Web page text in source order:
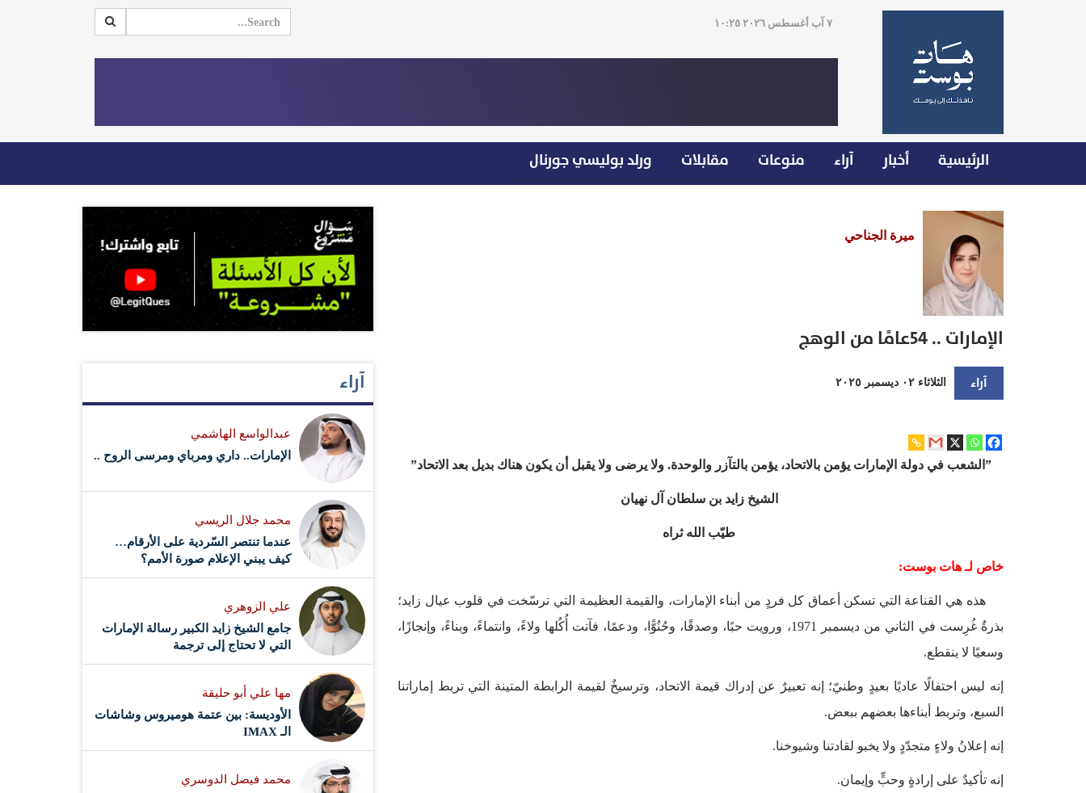
٧ آب أغسطس ٢٠٢٦ ١٠:٢٥
الرئيسية أخبار آراء منوعات مقابلات ورلد بوليسي جورنال
ميرة الجناحي
الإمارات .. 54عامًا من الوهج
آراء الثلاثاء ٠٢ ديسمبر ٢٠٢٥
‏”الشعب في دولة الإمارات يؤمن بالاتحاد، يؤمن بالتآزر والوحدة. ولا يرضى ولا يقبل أن يكون هناك بديل بعد الاتحاد”
الشيخ زايد بن سلطان آل نهيان
طيّب الله ثراه
خاص لـ هات بوست:
هذه هي القناعة التي تسكن أعماق كل فردٍ من أبناء الإمارات، والقيمة العظيمة التي ترسّخت في قلوب عيال زايد؛
بذرةٌ غُرِست في الثاني من ديسمبر 1971، ورويت حبًا، وصدقًا، وحُنُوًّا، ودعمًا، فآتت أُكُلها ولاءً، وانتماءً، وبناءً، وإنجازًا،
وسعيًا لا ينقطع.
إنه ليس احتفالًا عاديًا بعيدٍ وطنيّ؛ إنه تعبيرٌ عن إدراك قيمة الاتحاد، وترسيخٌ لقيمة الرابطة المتينة التي تربط إماراتنا
السبع، وتربط أبناءها بعضهم ببعض.
إنه إعلانُ ولاءٍ متجدّدٍ ولا يخبو لقادتنا وشيوخنا.
إنه تأكيدٌ على إرادةٍ وحبٍّ وإيمان.
آراء
عبدالواسع الهاشمي
الإمارات.. داري ومرباي ومرسى الروح ..
محمد جلال الريسي
عندما تنتصر السّردية على الأرقام…
كيف يبني الإعلام صورة الأمم؟
علي الزوهري
جامع الشيخ زايد الكبير رسالة الإمارات
التي لا تحتاج إلى ترجمة
مها علي أبو حليقة
الأوديسة: بين عتمة هوميروس وشاشات
الـ IMAX
محمد فيصل الدوسري ​